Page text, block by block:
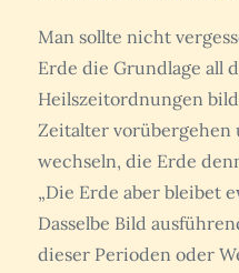
Man sollte nicht
Erde die Grundlage all
Heilszeitordnungen
Zeitalter
wechseln, die Erde
„Die Erde aber bleibet
Dasselbe Bild
dieser Perioden oder